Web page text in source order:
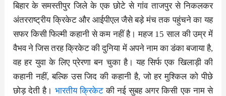
बिहार के समस्तीपुर जिले के एक छोटे से गांव ताजपुर से निकलकर
अंतरराष्ट्रीय क्रिकेट और आईपीएल जैसे बड़े मंच तक पहुंचने का यह
सफर किसी फिल्मी कहानी से कम नहीं है। महज 15 साल की उम्र में
वैभव ने जिस तरह क्रिकेट की दुनिया में अपने नाम का डंका बजाया है,
वह हर युवा के लिए प्रेरणा बन चुका है। यह सिर्फ एक खिलाड़ी की
कहानी नहीं, बल्कि उस जिद की कहानी है, जो हर मुश्किल को पीछे
छोड़ देती है। भारतीय क्रिकेटकी नई सुबह अगर किसी एक नाम से